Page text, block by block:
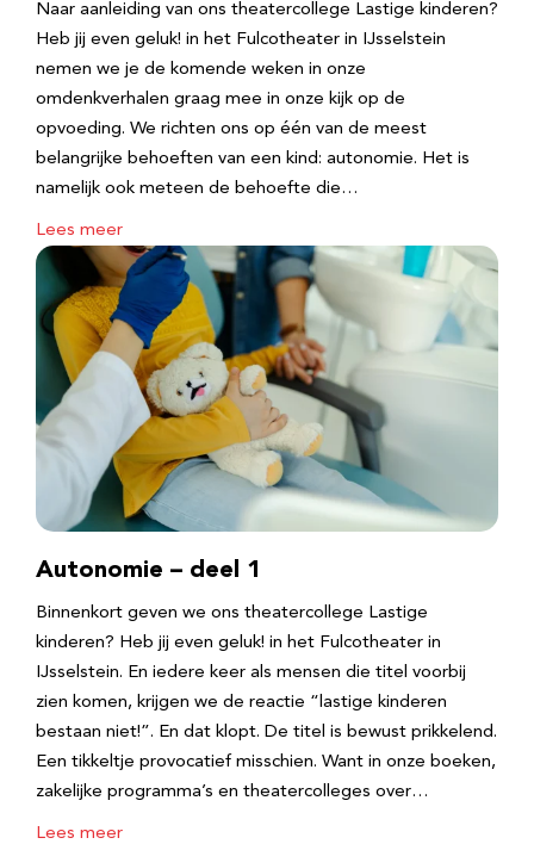
Naar aanleiding van ons theatercollege Lastige kinderen?
Heb jij even geluk! in het Fulcotheater in IJsselstein
nemen we je de komende weken in onze
omdenkverhalen graag mee in onze kijk op de
opvoeding. We richten ons op één van de meest
belangrijke behoeften van een kind: autonomie. Het is
namelijk ook meteen de behoefte die…
Lees meer
Autonomie – deel 1
Binnenkort geven we ons theatercollege Lastige
kinderen? Heb jij even geluk! in het Fulcotheater in
IJsselstein. En iedere keer als mensen die titel voorbij
zien komen, krijgen we de reactie “lastige kinderen
bestaan niet!”. En dat klopt. De titel is bewust prikkelend.
Een tikkeltje provocatief misschien. Want in onze boeken,
zakelijke programma’s en theatercolleges over…
Lees meer